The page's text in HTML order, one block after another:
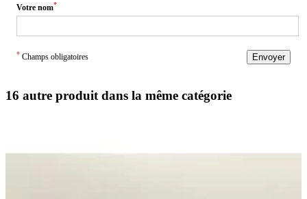
Votre nom*
* Champs obligatoires Envoyer
16 autre produit dans la même catégorie